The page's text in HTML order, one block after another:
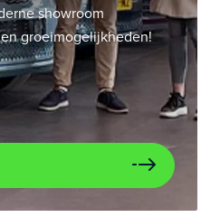
showroom
groeimogelijkheden!